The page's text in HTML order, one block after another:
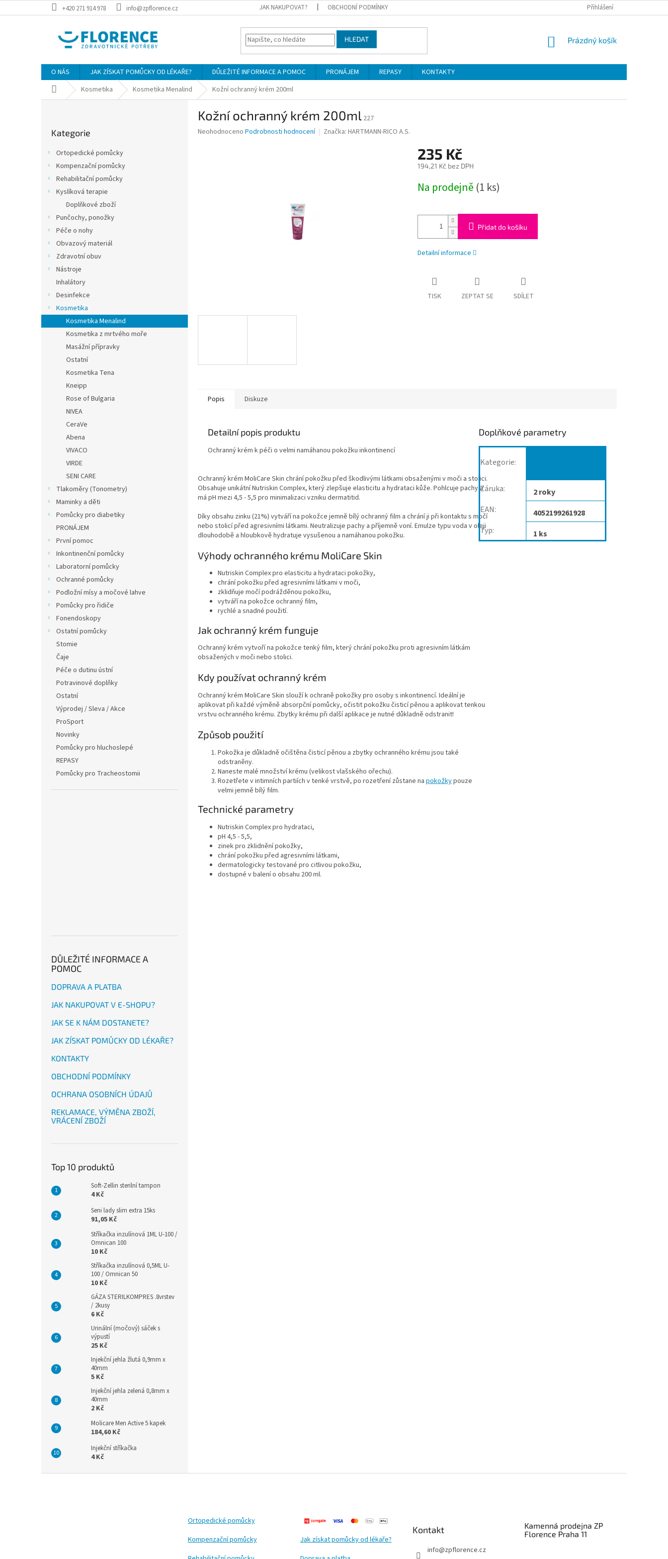
na
+420 271 914 978 info@zpflorence.cz JAK NAKUPOVAT? OBCHODNÍ PODMÍNKY Přihlášení
HLEDAT
NÁKUPNÍ
Prázdný košík
O NÁS JAK ZÍSKAT POMŮCKY OD LÉKAŘE? DŮLEŽITÉ INFORMACE A POMOC PRONÁJEM REPASY
KONTAKTY
Domů Kosmetika Kosmetika Menalind Kožní ochranný krém 200ml
kategorie
Kategorie
Ortopedické pomůcky
Kompenzační pomůcky
Rehabilitační pomůcky
Kyslíková terapie
Doplňkové zboží
Punčochy, ponožky
Péče o nohy
Obvazový materiál
Zdravotní obuv
Nástroje
Inhalátory
Desinfekce
Kosmetika
Kosmetika Menalind
Kosmetika z mrtvého moře
Masážní přípravky
Ostatní
Kosmetika Tena
Kneipp
Rose of Bulgaria
NIVEA
CeraVe
Abena
VIVACO
VIRDE
SENI CARE
Tlakoměry (Tonometry)
Maminky a děti
Pomůcky pro diabetiky
PRONÁJEM
První pomoc
Inkontinenční pomůcky
Laboratorní pomůcky
Ochranné pomůcky
Podložní mísy a močové lahve
Pomůcky pro řidiče
Fonendoskopy
Ostatní pomůcky
Stomie
Čaje
Péče o dutinu ústní
Potravinové doplňky
Ostatní
Výprodej / Sleva / Akce
ProSport
Novinky
Pomůcky pro hluchoslepé
REPASY
Pomůcky pro Tracheostomii
DŮLEŽITÉ INFORMACE A
POMOC
DOPRAVA A PLATBA
JAK NAKUPOVAT V E-SHOPU?
JAK SE K NÁM DOSTANETE?
JAK ZÍSKAT POMŮCKY OD LÉKAŘE?
KONTAKTY
OBCHODNÍ PODMÍNKY
OCHRANA OSOBNÍCH ÚDAJŮ
REKLAMACE, VÝMĚNA ZBOŽÍ,
VRÁCENÍ ZBOŽÍ
Top 10 produktů
Soft-Zellin sterilní tampon
4 Kč
Seni lady slim extra 15ks
91,05 Kč
Stříkačka inzulínová 1ML U-100 /
Omnican 100
10 Kč
Stříkačka inzulínová 0,5ML U-
100 / Omnican 50
10 Kč
GÁZA STERILKOMPRES .8vrstev
/ 2kusy
6 Kč
Urinální (močový) sáček s
výpustí
25 Kč
Injekční jehla žlutá 0,9mm x
40mm
5 Kč
Injekční jehla zelená 0,8mm x
40mm
2 Kč
Molicare Men Active 5 kapek
184,60 Kč
Injekční stříkačka
4 Kč
Kožní ochranný krém 200ml 227
Průměrné
Neohodnoceno Podrobnosti hodnocení Značka: HARTMANN-RICO A.S.
235 Kč
194,21 Kč bez DPH
cena:
Na prodejně (1 ks)
Přidat do košíku
Detailní informace
TISK ZEPTAT SE SDÍLET
Popis Diskuze
Detailní popis produktu
Ochranný krém k péči o velmi namáhanou pokožku inkontinencí
Ochranný krém MoliCare Skin chrání pokožku před škodlivými látkami obsaženými v moči a stolici.
Obsahuje unikátní Nutriskin Complex, který zlepšuje elasticitu a hydrataci kůže. Pohlcuje pachy a
má pH mezi 4,5 - 5,5 pro minimalizaci vzniku dermatitid.
Díky obsahu zinku (21%) vytváří na pokožce jemně bílý ochranný film a chrání ji při kontaktu s močí
nebo stolicí před agresivními látkami. Neutralizuje pachy a příjemně voní. Emulze typu voda v oleji
dlouhodobě a hloubkově hydratuje vysušenou a namáhanou pokožku.
Výhody ochranného krému MoliCare Skin
Nutriskin Complex pro elasticitu a hydrataci pokožky,
chrání pokožku před agresivními látkami v moči,
zklidňuje močí podrážděnou pokožku,
vytváří na pokožce ochranný film,
rychlé a snadné použití.
Jak ochranný krém funguje
Ochranný krém vytvoří na pokožce tenký film, který chrání pokožku proti agresivním látkám
obsažených v moči nebo stolici.
Kdy používat ochranný krém
Ochranný krém MoliCare Skin slouží k ochraně pokožky pro osoby s inkontinencí. Ideální je
aplikovat při každé výměně absorpční pomůcky, očistit pokožku čisticí pěnou a aplikovat tenkou
vrstvu ochranného krému. Zbytky krému při další aplikace je nutné důkladně odstranit!
Způsob použití
Pokožka je důkladně očištěna čisticí pěnou a zbytky ochranného krému jsou také
odstraněny.
Naneste malé množství krému (velikost vlašského ořechu).
Rozetřete v intimních partiích v tenké vrstvě, po rozetření zůstane na pokožkypouze
velmi jemně bílý film.
Technické parametry
Nutriskin Complex pro hydrataci,
pH 4,5 - 5,5,
zinek pro zklidnění pokožky,
chrání pokožku před agresivními látkami,
dermatologicky testované pro citlivou pokožku,
dostupné v balení o obsahu 200 ml.
Doplňkové parametry
Kategorie:
Záruka:
2 roky
EAN:
4052199261928
Typ: 1 ks
Ortopedické pomůcky
Kompenzační pomůcky
Jak získat pomůcky od lékaře?
Kontakt
info@zpflorence.cz
Kamenná prodejna ZP
Florence Praha 11